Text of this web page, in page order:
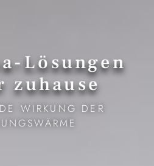
Lösungen
WIRKUNG DER